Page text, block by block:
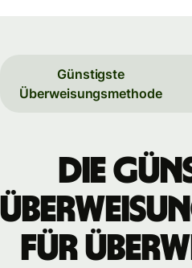
Günstigste
Überweisungsmethode
Die
für